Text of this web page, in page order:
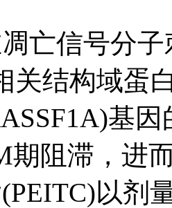
亡信号分
关结构域蛋
基
期阻滞，进
以剂